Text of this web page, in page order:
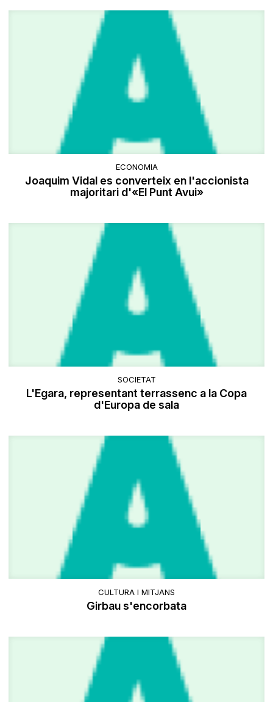
ECONOMIA
Joaquim Vidal es converteix en l'accionista
majoritari d'«El Punt Avui»
SOCIETAT
L'Egara, representant terrassenc a la Copa
d'Europa de sala
CULTURA I MITJANS
Girbau s'encorbata